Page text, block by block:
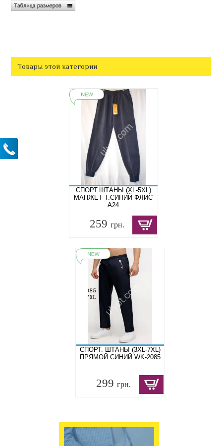
Товары этой категории
СПОРТ.ШТАНЫ (XL-5XL)
МАНЖЕТ Т.СИНИЙ ФЛИС
A24
259 грн.
СПОРТ. ШТАНЫ (3XL-7XL)
ПРЯМОЙ СИНИЙ WK-2085
299 грн.